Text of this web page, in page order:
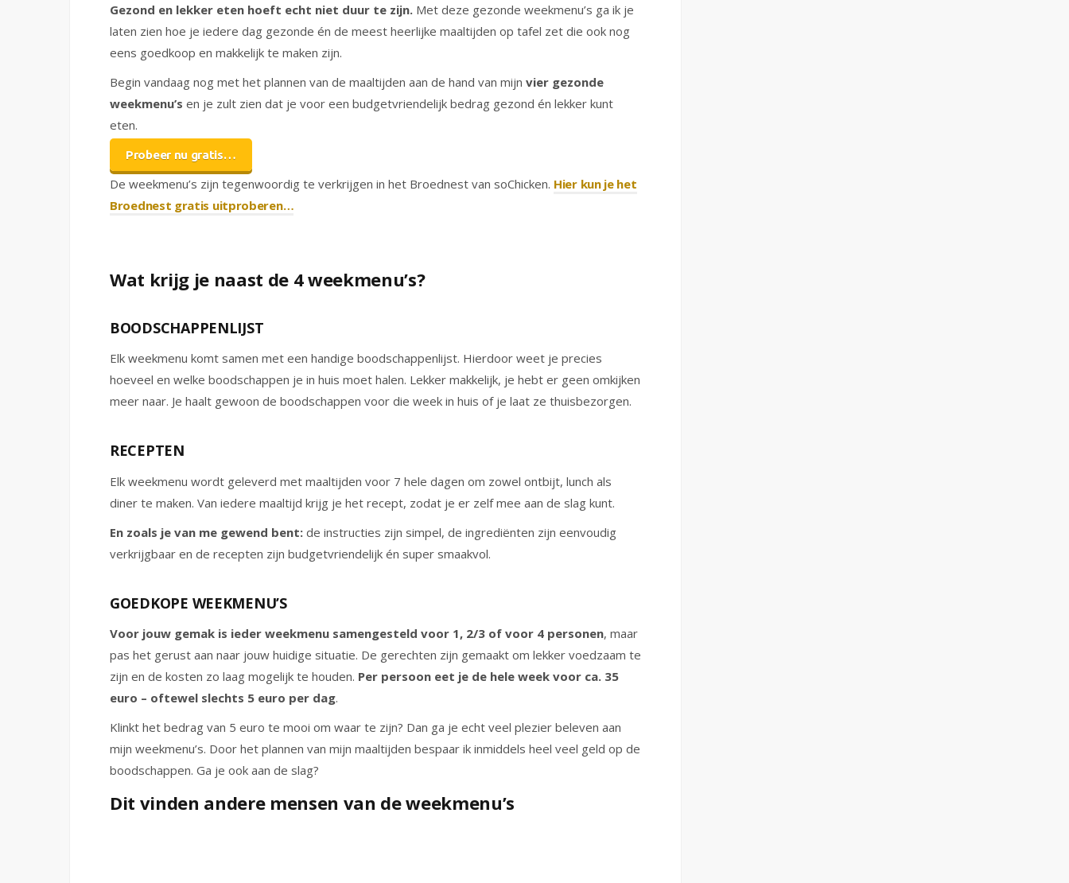
Gezond en lekker eten hoeft echt niet duur te zijn. Met deze gezonde weekmenu’s ga ik je
laten zien hoe je iedere dag gezonde én de meest heerlijke maaltijden op tafel zet die ook nog
eens goedkoop en makkelijk te maken zijn.
Begin vandaag nog met het plannen van de maaltijden aan de hand van mijn vier gezonde
weekmenu’s en je zult zien dat je voor een budgetvriendelijk bedrag gezond én lekker kunt
eten.
Probeer nu gratis…
De weekmenu’s zijn tegenwoordig te verkrijgen in het Broednest van soChicken. Hier kun je het
Broednest gratis uitproberen…
Wat krijg je naast de 4 weekmenu’s?
BOODSCHAPPENLIJST
Elk weekmenu komt samen met een handige boodschappenlijst. Hierdoor weet je precies
hoeveel en welke boodschappen je in huis moet halen. Lekker makkelijk, je hebt er geen omkijken
meer naar. Je haalt gewoon de boodschappen voor die week in huis of je laat ze thuisbezorgen.
RECEPTEN
Elk weekmenu wordt geleverd met maaltijden voor 7 hele dagen om zowel ontbijt, lunch als
diner te maken. Van iedere maaltijd krijg je het recept, zodat je er zelf mee aan de slag kunt.
En zoals je van me gewend bent: de instructies zijn simpel, de ingrediënten zijn eenvoudig
verkrijgbaar en de recepten zijn budgetvriendelijk én super smaakvol.
GOEDKOPE WEEKMENU’S
Voor jouw gemak is ieder weekmenu samengesteld voor 1, 2/3 of voor 4 personen, maar
pas het gerust aan naar jouw huidige situatie. De gerechten zijn gemaakt om lekker voedzaam te
zijn en de kosten zo laag mogelijk te houden. Per persoon eet je de hele week voor ca. 35
euro – oftewel slechts 5 euro per dag.
Klinkt het bedrag van 5 euro te mooi om waar te zijn? Dan ga je echt veel plezier beleven aan
mijn weekmenu’s. Door het plannen van mijn maaltijden bespaar ik inmiddels heel veel geld op de
boodschappen. Ga je ook aan de slag?
Dit vinden andere mensen van de weekmenu’s